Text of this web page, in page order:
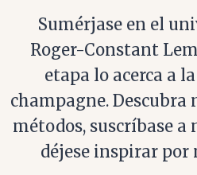
Sumérjase en el
Roger-Constant
etapa lo acerca a
champagne. Descubra
métodos, suscríbase
déjese inspirar por